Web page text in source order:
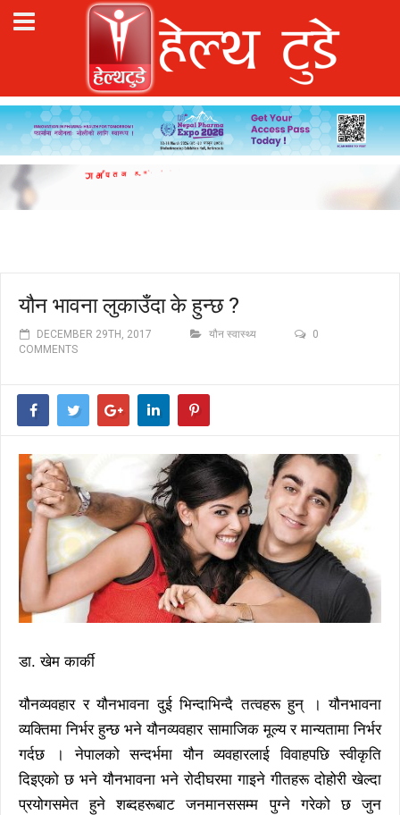
यौन भावना लुकाउँदा के हुन्छ ?
DECEMBER 29TH, 2017 यौन स्वास्थ्य
0
COMMENTS
डा. खेम कार्की
यौनव्यवहार र यौनभावना दुई भिन्दाभिन्दै तत्वहरू हुन् । यौनभावना
व्यक्तिमा निर्भर हुन्छ भने यौनव्यवहार सामाजिक मूल्य र मान्यतामा निर्भर
गर्दछ । नेपालको सन्दर्भमा यौन व्यवहारलाई विवाहपछि स्वीकृति
दिइएको छ भने यौनभावना भने रोदीघरमा गाइने गीतहरू दोहोरी खेल्दा
प्रयोगसमेत हुने शब्दहरूबाट जनमानससम्म पुग्ने गरेको छ जुन